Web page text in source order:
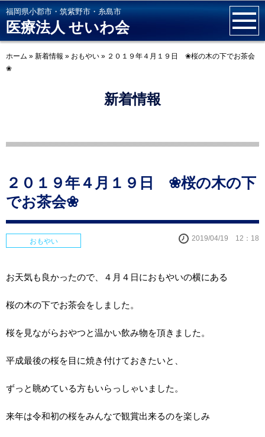
福岡県小郡市・筑紫野市・糸島市
医療法人 せいわ会
ホーム » 新着情報 » おもやい » ２０１９年４月１９日 ❀桜の木の下でお茶会
❀
新着情報
２０１９年４月１９日 ❀桜の木の下
でお茶会❀
おもやい 2019/04/19 12：18
お天気も良かったので、４月４日におもやいの横にある
桜の木の下でお茶会をしました。
桜を見ながらおやつと温かい飲み物を頂きました。
平成最後の桜を目に焼き付けておきたいと、
ずっと眺めている方もいらっしゃいました。
来年は令和初の桜をみんなで観賞出来るのを楽しみ